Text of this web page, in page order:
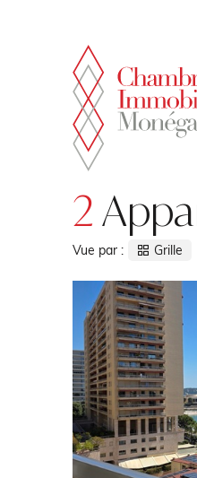
2
Vue par : Grille